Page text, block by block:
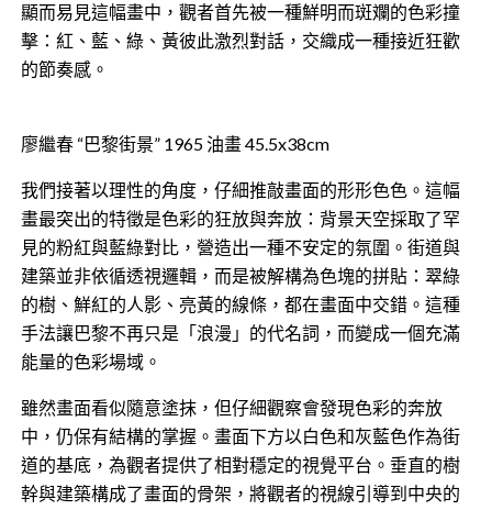
顯而易見這幅畫中，觀者首先被一種鮮明而斑斕的色彩撞
擊：紅、藍、綠、黃彼此激烈對話，交織成一種接近狂歡
的節奏感。
廖繼春 “巴黎街景” 1965 油畫 45.5x38cm
我們接著以理性的角度，仔細推敲畫面的形形色色。這幅
畫最突出的特徵是色彩的狂放與奔放：背景天空採取了罕
見的粉紅與藍綠對比，營造出一種不安定的氛圍。街道與
建築並非依循透視邏輯，而是被解構為色塊的拼貼：翠綠
的樹、鮮紅的人影、亮黃的線條，都在畫面中交錯。這種
手法讓巴黎不再只是「浪漫」的代名詞，而變成一個充滿
能量的色彩場域。
雖然畫面看似隨意塗抹，但仔細觀察會發現色彩的奔放
中，仍保有結構的掌握。畫面下方以白色和灰藍色作為街
道的基底，為觀者提供了相對穩定的視覺平台。垂直的樹
幹與建築構成了畫面的骨架，將觀者的視線引導到中央的